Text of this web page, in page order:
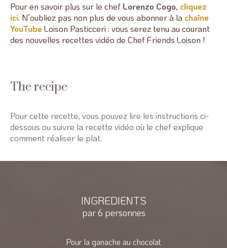
Pour en savoir plus sur le chef Lorenzo Cogo, cliquez
ici. N’oubliez pas non plus de vous abonner à la chaîne
YouTubeLoison Pasticceri : vous serez tenu au courant
des nouvelles recettes vidéo de Chef Friends Loison !
The recipe
Pour cette recette, vous pouvez lire les instructions ci-
dessous ou suivre la recette vidéo où le chef explique
comment réaliser le plat.
INGREDIENTS
par 6 personnes
Pour la ganache au chocolat